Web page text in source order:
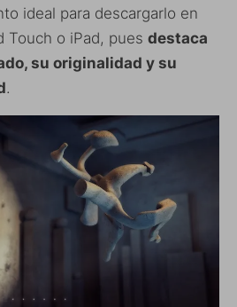
ideal para descargarlo en
Touch o iPad, pues destaca
su originalidad y su
.